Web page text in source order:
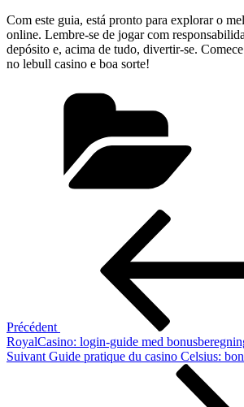
Com este guia, está pronto para explorar o
online. Lembre-se de jogar com
depósito e, acima de tudo, divertir-se.
no lebull casino e boa sorte!
Précédent
RoyalCasino: login-guide med
Article
Suivant Guide pratique du casino Celsius: